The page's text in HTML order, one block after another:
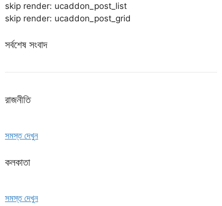
skip render: ucaddon_post_list
skip render: ucaddon_post_grid
সর্বশেষ সংবাদ
রাজনীতি
সমস্ত দেখুন
কলকাতা
সমস্ত দেখুন